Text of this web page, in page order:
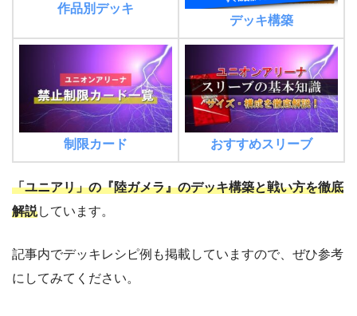
作品別デッキ
デッキ構築
制限カード おすすめスリーブ
「ユニアリ」の『陸ガメラ』のデッキ構築と戦い方を徹底
解説しています。
記事内でデッキレシピ例も掲載していますので、ぜひ参考
にしてみてください。